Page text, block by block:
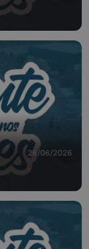
26/06/2026